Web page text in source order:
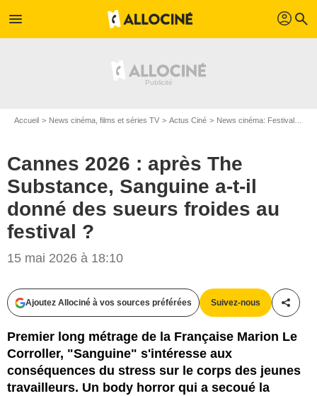
menu profil search
Accueil News cinéma, films et séries TV Actus Ciné News cinéma: Festivals
Cannes 2026 : après The
Substance, Sanguine a-t-il
donné des sueurs froides au
festival ?
15 mai 2026 à 18:10
Ajoutez Allociné à vos sources préférées Suivez-nous
Premier long métrage de la Française Marion Le
Corroller, "Sanguine" s'intéresse aux
conséquences du stress sur le corps des jeunes
travailleurs. Un body horror qui a secoué la